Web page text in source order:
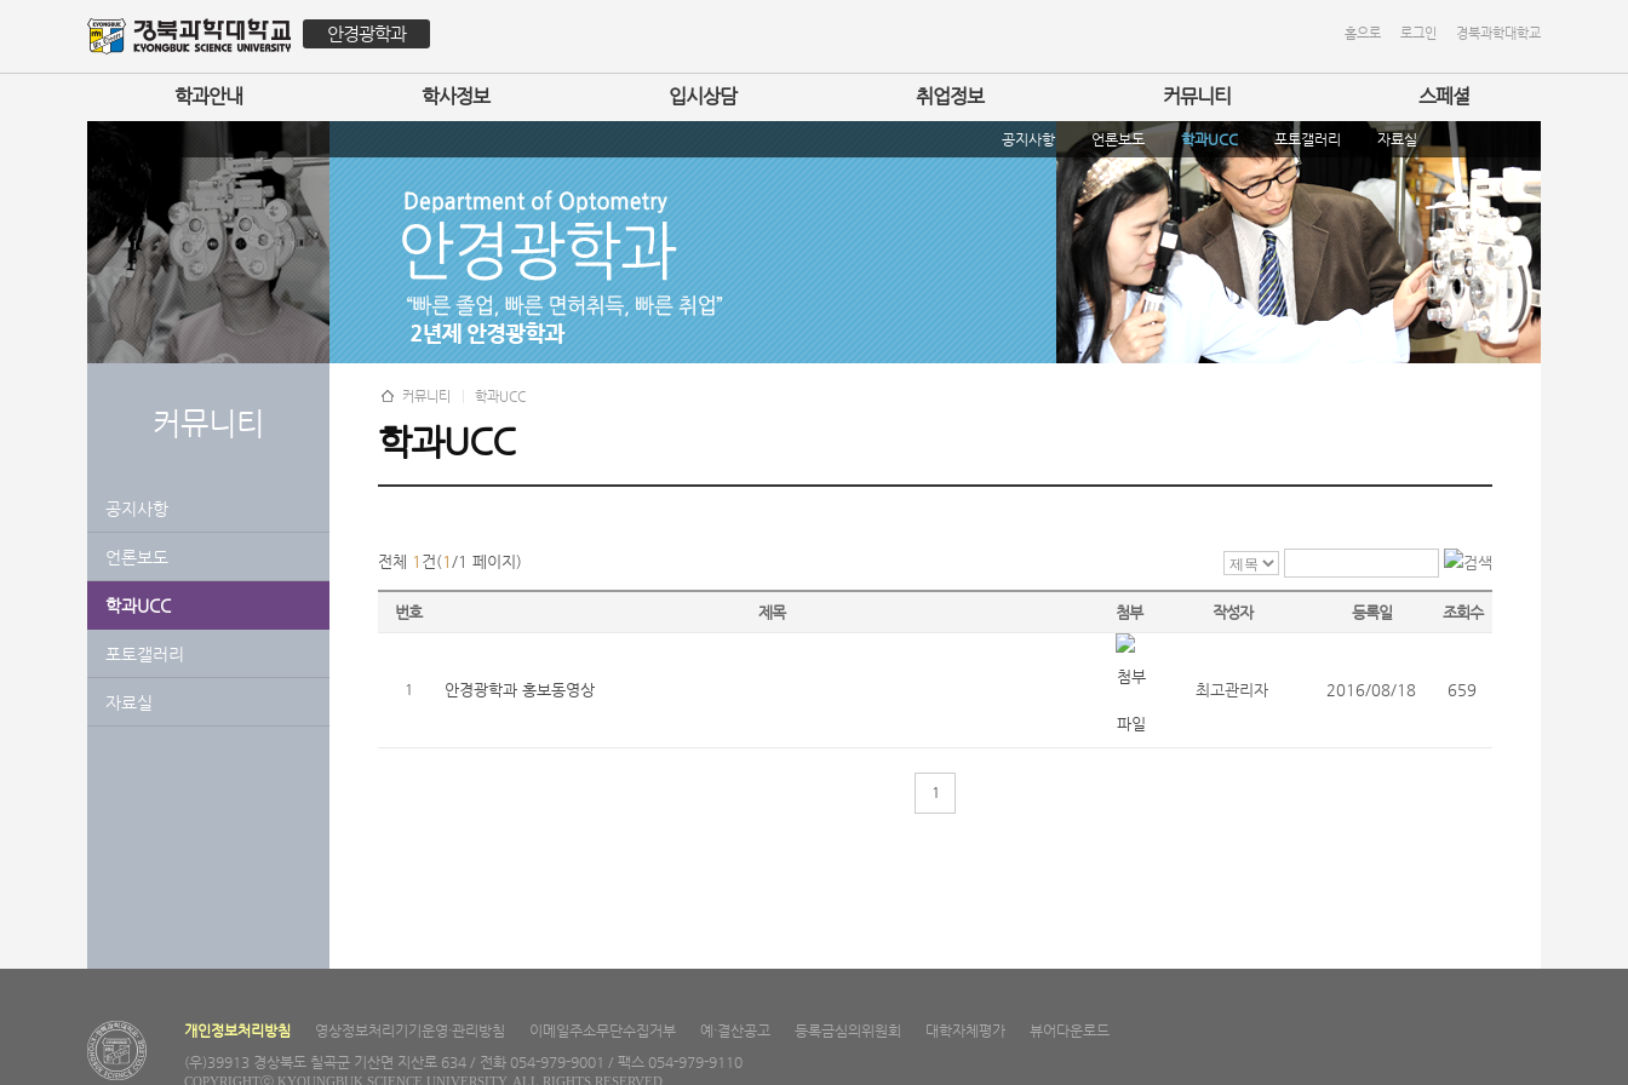
안경광학과 홈으로 로그인 경북과학대학교
학과안내 학사정보 입시상담 취업정보 커뮤니티
공지사항 언론보도 학과UCC 포토갤러리 자료실
스페셜
커뮤니티
공지사항
언론보도
학과UCC
포토갤러리
자료실
커뮤니티 학과UCC
학과UCC
전체 1 건(1 /1 페이지)
번호 제목 첨부 작성자 등록일 조회수
1 안경광학과 홍보동영상 최고관리자 2016/08/18 659
1
개인정보처리방침 영상정보처리기기운영·관리방침 이메일주소무단수집거부 예·결산공고 등록금심의위원회 대학자체평가
뷰어다운로드
(우)39913 경상북도 칠곡군 기산면 지산로 634 / 전화 054-979-9001 / 팩스 054-979-9110
COPYRIGHTⓒ KYOUNGBUK SCIENCE UNIVERSITY. ALL RIGHTS RESERVED.